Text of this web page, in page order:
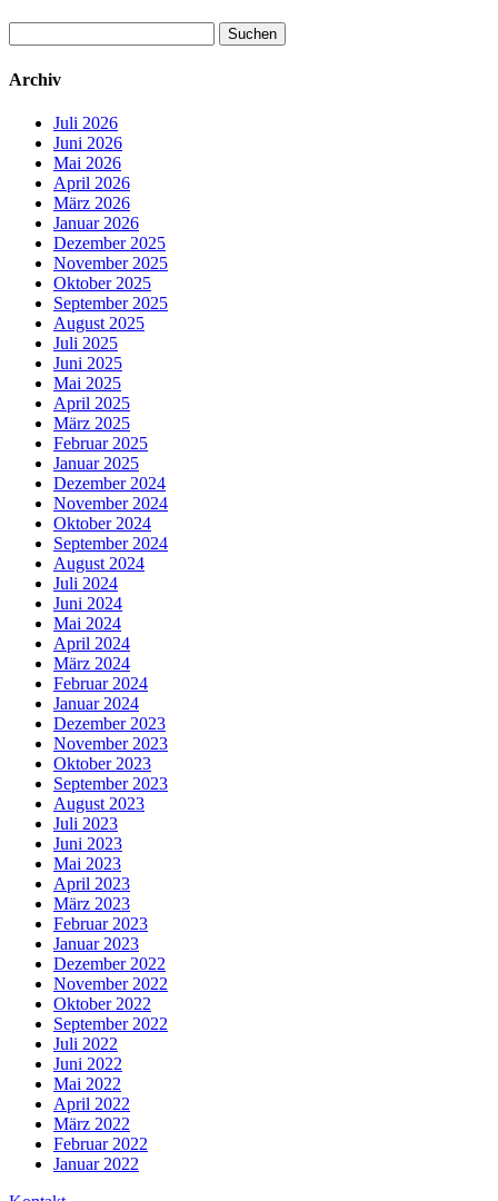
nach:
Archiv
Juli 2026
Juni 2026
Mai 2026
April 2026
März 2026
Januar 2026
Dezember 2025
November 2025
Oktober 2025
September 2025
August 2025
Juli 2025
Juni 2025
Mai 2025
April 2025
März 2025
Februar 2025
Januar 2025
Dezember 2024
November 2024
Oktober 2024
September 2024
August 2024
Juli 2024
Juni 2024
Mai 2024
April 2024
März 2024
Februar 2024
Januar 2024
Dezember 2023
November 2023
Oktober 2023
September 2023
August 2023
Juli 2023
Juni 2023
Mai 2023
April 2023
März 2023
Februar 2023
Januar 2023
Dezember 2022
November 2022
Oktober 2022
September 2022
Juli 2022
Juni 2022
Mai 2022
April 2022
März 2022
Februar 2022
Januar 2022